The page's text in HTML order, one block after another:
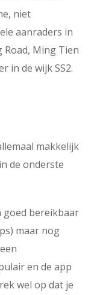
niet
aanraders in
Road, Ming Tien
in de wijk SS2.
makkelijk
de onderste
goed bereikbaar
maar nog
en de app
wel op dat je